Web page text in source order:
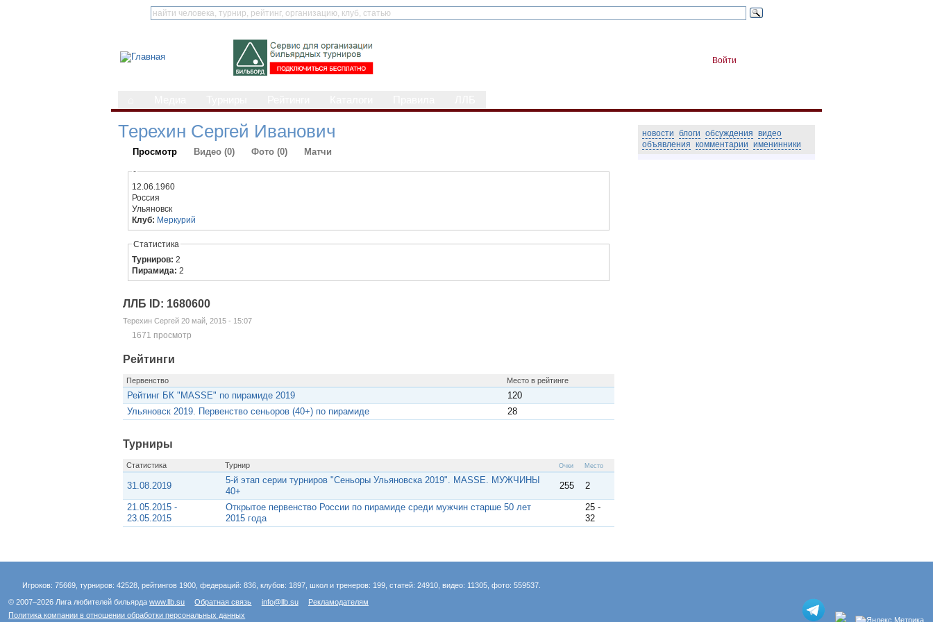
Войти
Терехин Сергей Иванович
Просмотр Видео (0) Фото (0) Матчи
-
12.06.1960
Россия
Ульяновск
Клуб: Меркурий
Статистика
Турниров:2
Пирамида:2
ЛЛБ ID: 1680600
Терехин Сергей 20 май, 2015 - 15:07
1671 просмотр
Рейтинги
Первенство Место в рейтинге
Рейтинг БК "MASSE" по пирамиде 2019
120
Ульяновск 2019. Первенство сеньоров (40+) по пирамиде
28
Турниры
Статистика Турнир Очки Место
31.08.2019
5-й этап серии турниров "Сеньоры Ульяновска 2019". MASSE. МУЖЧИНЫ
40+
255 2
21.05.2015 -
23.05.2015
Открытое первенство России по пирамиде среди мужчин старше 50 лет
2015 года
25 -
32
новости блоги обсуждения видео
объявления комментарии именинники
Игроков: 75669, турниров: 42528, рейтингов 1900, федераций: 836, клубов: 1897, школ и тренеров: 199, статей: 24910, видео: 11305, фото: 559537.
© 2007–2026 Лига любителей бильярдаwww.llb.su Обратная связь info@llb.su
Рекламодателям
Политика компании в отношении обработки персональных данных